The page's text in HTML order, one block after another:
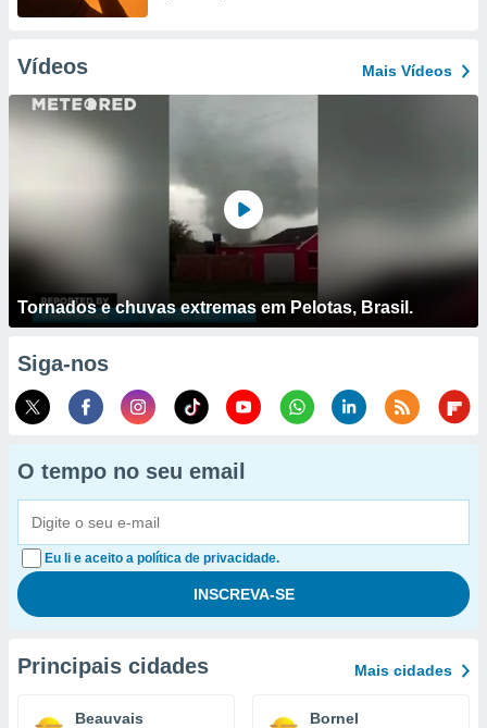
Vídeos Mais Vídeos
Tornados e chuvas extremas em Pelotas, Brasil.
Siga-nos
O tempo no seu email
Eu li e aceito a política de privacidade.
Principais cidades Mais cidades
Beauvais Bornel